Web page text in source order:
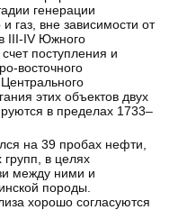
генерации
газ, вне зависимости от
III-IV Южного
поступления и
восточного
этих объектов двух
в пределах 1733–
на 39 пробах нефти,
в целях
между ними и
породы.
хорошо согласуются